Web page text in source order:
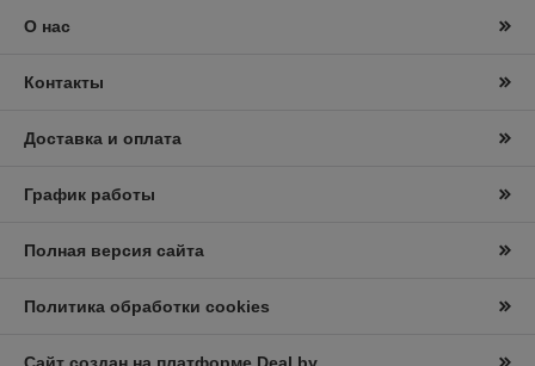
О нас
Контакты
Доставка и оплата
График работы
Полная версия сайта
Политика обработки cookies